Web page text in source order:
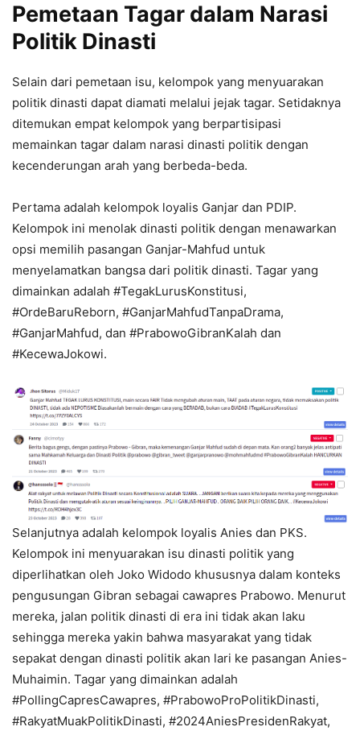
Pemetaan Tagar dalam Narasi
Politik Dinasti
Selain dari pemetaan isu, kelompok yang menyuarakan
politik dinasti dapat diamati melalui jejak tagar. Setidaknya
ditemukan empat kelompok yang berpartisipasi
memainkan tagar dalam narasi dinasti politik dengan
kecenderungan arah yang berbeda-beda.
Pertama adalah kelompok loyalis Ganjar dan PDIP.
Kelompok ini menolak dinasti politik dengan menawarkan
opsi memilih pasangan Ganjar-Mahfud untuk
menyelamatkan bangsa dari politik dinasti. Tagar yang
dimainkan adalah #TegakLurusKonstitusi,
#OrdeBaruReborn, #GanjarMahfudTanpaDrama,
#GanjarMahfud, dan #PrabowoGibranKalah dan
#KecewaJokowi.
Selanjutnya adalah kelompok loyalis Anies dan PKS.
Kelompok ini menyuarakan isu dinasti politik yang
diperlihatkan oleh Joko Widodo khususnya dalam konteks
pengusungan Gibran sebagai cawapres Prabowo. Menurut
mereka, jalan politik dinasti di era ini tidak akan laku
sehingga mereka yakin bahwa masyarakat yang tidak
sepakat dengan dinasti politik akan lari ke pasangan Anies-
Muhaimin. Tagar yang dimainkan adalah
#PollingCapresCawapres, #PrabowoProPolitikDinasti,
#RakyatMuakPolitikDinasti, #2024AniesPresidenRakyat,